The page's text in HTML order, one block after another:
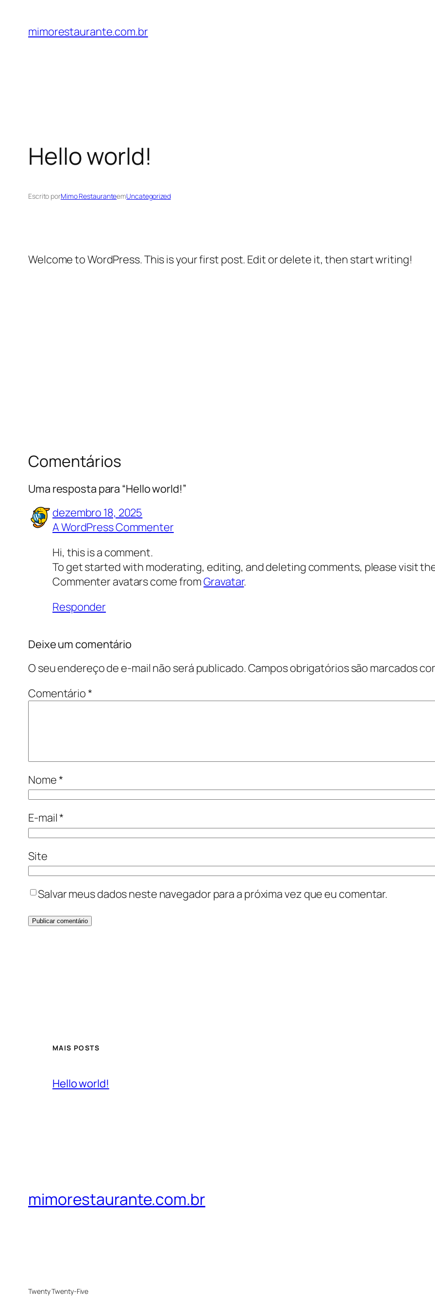
mimorestaurante.com.br
Hello world!
Escrito porMimo RestauranteemUncategorized
Welcome to WordPress. This is your first post. Edit or delete it, then start writing!
Comentários
Uma resposta para “Hello world!”
dezembro 18, 2025
A WordPress Commenter
Hi, this is a comment.
To get started with moderating, editing, and deleting comments, please visit
Commenter avatars come fromGravatar.
Responder
Deixe um comentário
O seu endereço de e-mail não será publicado.Campos obrigatórios são marcados
Comentário*
Nome*
E-mail*
Site
Salvar meus dados neste navegador para a próxima vez que eu comentar.
MAIS POSTS
Hello world!
mimorestaurante.com.br
Twenty Twenty-Five